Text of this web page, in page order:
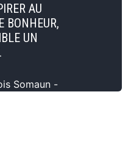
AU
BONHEUR,
UN
Somaun -